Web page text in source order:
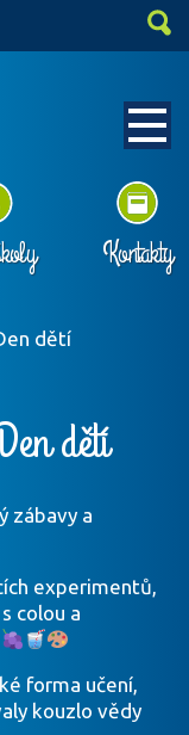
Kontakty
dětí
dětí
zábavy a
experimentů,
colou a
forma učení,
kouzlo vědy